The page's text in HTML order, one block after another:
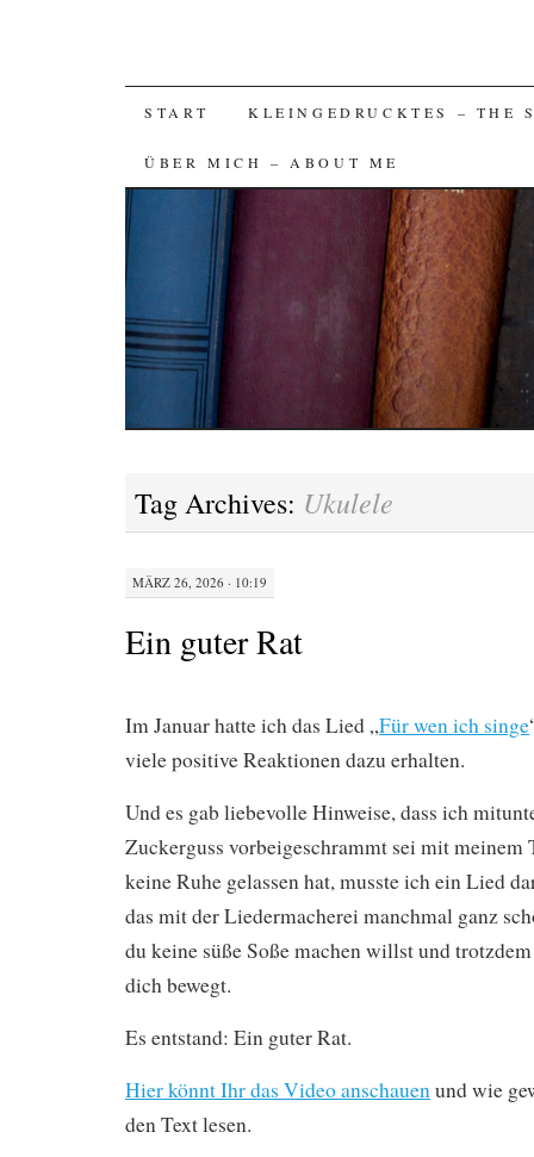
SKIP
TO
CONTENT
START KLEINGEDRUCKTES – THE
ÜBER MICH – ABOUT ME
Tag Archives: Ukulele
MÄRZ 26, 2026 · 10:19
Ein guter Rat
Im Januar hatte ich das Lied „Für wen ich singe
viele positive Reaktionen dazu erhalten.
Und es gab liebevolle Hinweise, dass ich
Zuckerguss vorbeigeschrammt sei mit meinem
keine Ruhe gelassen hat, musste ich ein Lied
das mit der Liedermacherei manchmal ganz
du keine süße Soße machen willst und
dich bewegt.
Es entstand: Ein guter Rat.
Hier könnt Ihr das Video anschauenund wie
den Text lesen.